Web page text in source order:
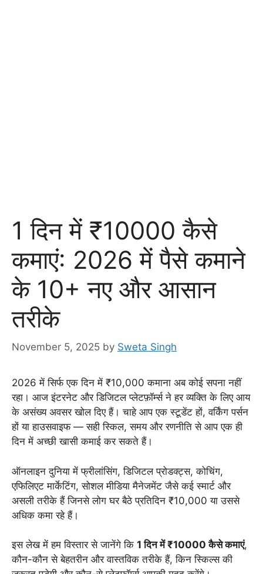
1 दिन में ₹10000 कैसे
कमाएं: 2026 में पैसे कमाने
के 10+ नए और आसान
तरीके
November 5, 2025 by Sweta Singh
2026 में सिर्फ एक दिन में ₹10,000 कमाना अब कोई सपना नहीं
रहा। आज इंटरनेट और डिजिटल प्लेटफ़ॉर्म्स ने हर व्यक्ति के लिए आय
के असंख्य अवसर खोल दिए हैं। चाहे आप एक स्टूडेंट हों, वर्किंग पर्सन
हों या हाउसवाइफ — सही स्किल, समय और रणनीति से आप एक ही
दिन में अच्छी खासी कमाई कर सकते हैं।
ऑनलाइन दुनिया में फ्रीलांसिंग, डिजिटल प्रोडक्ट्स, कोचिंग,
एफिलिएट मार्केटिंग, सोशल मीडिया मैनेजमेंट जैसे कई स्मार्ट और
असली तरीके हैं जिनसे लोग घर बैठे प्रतिदिन ₹10,000 या उससे
अधिक कमा रहे हैं।
इस लेख में हम विस्तार से जानेंगे कि 1 दिन में ₹10000 कैसे कमाएं,
कौन-कौन से बेहतरीन और वास्तविक तरीके हैं, किन स्किल्स की